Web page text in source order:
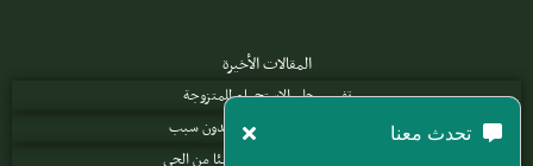
تحدث معنا
المقالات الأخيرة
تفسير حلم الاستحمام للمتزوجة
تفسير حلم دخول السجن بدون سبب
تفسير حلم الميت يطلب شيئا من الحي